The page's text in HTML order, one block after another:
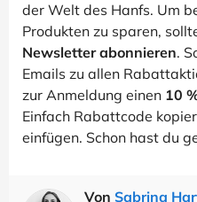
der Welt des Hanfs. Um
Produkten zu sparen,
Newsletter abonnieren.
Emails zu allen
zur Anmeldung einen 10
Einfach Rabattcode
einfügen. Schon hast du
Von Sabrina